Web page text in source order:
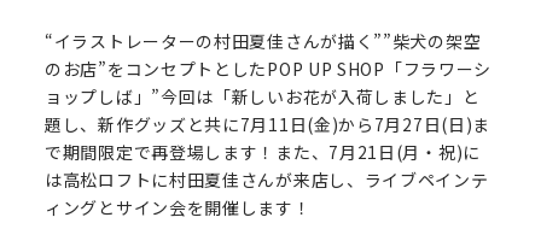
“イラストレーターの村田夏佳さんが描く””柴犬の架空
のお店”をコンセプトとしたPOP UP SHOP「フラワーシ
ョップしば」”今回は「新しいお花が入荷しました」と
題し、新作グッズと共に7月11日(金)から7月27日(日)ま
で期間限定で再登場します！また、7月21日(月・祝)に
は高松ロフトに村田夏佳さんが来店し、ライブペインテ
ィングとサイン会を開催します！